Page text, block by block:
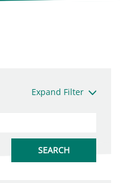
Expand Filter